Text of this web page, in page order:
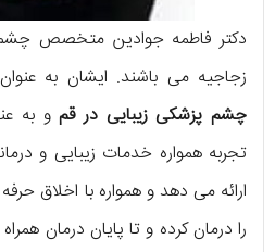
دکتر فاطمه جوادین متخصص
زجاجیه می باشند. ایشان به
چشم پزشکی زیبایی در قمو به
تجربه همواره خدمات زیبایی و
ارائه می دهد و همواره با اخلاق
را درمان کرده و تا پایان درمان